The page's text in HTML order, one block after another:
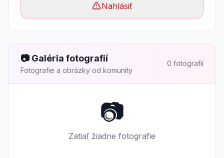
Nahlásiť
📷 Galéria fotografií
Fotografie a obrázky od komunity
0 fotografií
📷
Zatiaľ žiadne fotografie